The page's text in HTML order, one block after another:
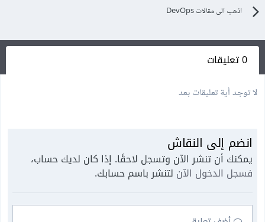
اذهب الى مقالات DevOps
0 تعليقات
لا توجد أية تعليقات بعد
انضم إلى النقاش
يمكنك أن تنشر الآن وتسجل لاحقًا. إذا كان لديك حساب،
فسجل الدخول الآن لتنشر باسم حسابك.